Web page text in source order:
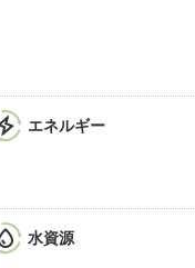
エネルギー
水資源